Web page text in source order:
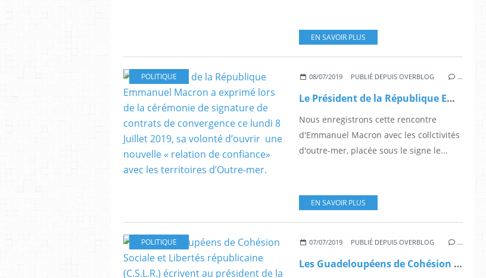
EN SAVOIR PLUS
POLITIQUE 08/07/2019 PUBLIÉ DEPUIS OVERBLOG …
Le Président de la République Emmanuel Macron a exprimé lors de la cérémonie de signature de contrats de convergence ce lundi 8 Juillet 2019, sa volonté d’ouvrir une nouvelle « relation de confiance» avec les territoires d’Outre-mer.
Nous enregistrons cette rencontre
d'Emmanuel Macron avec les collctivités
d'outre-mer, placée sous le signe le...
EN SAVOIR PLUS
POLITIQUE 07/07/2019 PUBLIÉ DEPUIS OVERBLOG …
Les Guadeloupéens de Cohésion Sociale et Libertés républicaine (C.S.L.R.) écrivent au président de la République.